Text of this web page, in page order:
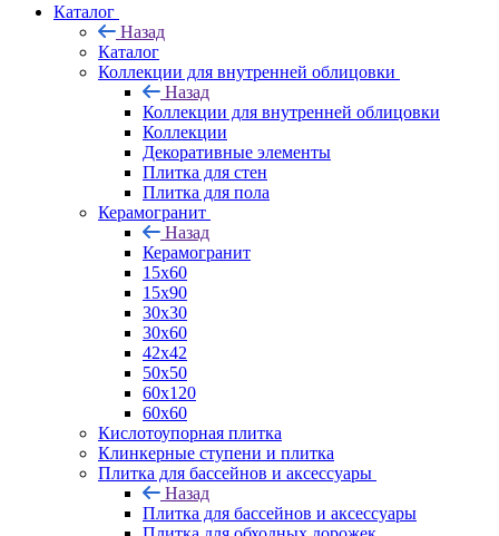
Каталог
Назад
Каталог
Коллекции для внутренней облицовки
Назад
Коллекции для внутренней облицовки
Коллекции
Декоративные элементы
Плитка для стен
Плитка для пола
Керамогранит
Назад
Керамогранит
15х60
15x90
30х30
30х60
42х42
50х50
60х120
60х60
Кислотоупорная плитка
Клинкерные ступени и плитка
Плитка для бассейнов и аксессуары
Назад
Плитка для бассейнов и аксессуары